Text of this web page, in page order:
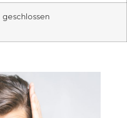
geschlossen